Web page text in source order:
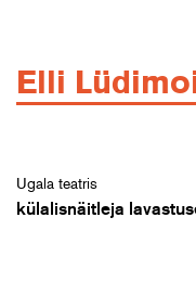
Elli
Ugala teatris
külalisnäitleja